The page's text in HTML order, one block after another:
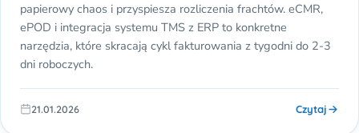
papierowy chaos i przyspiesza rozliczenia frachtów. eCMR,
ePOD i integracja systemu TMS z ERP to konkretne
narzędzia, które skracają cykl fakturowania z tygodni do 2-3
dni roboczych.
21.01.2026 Czytaj